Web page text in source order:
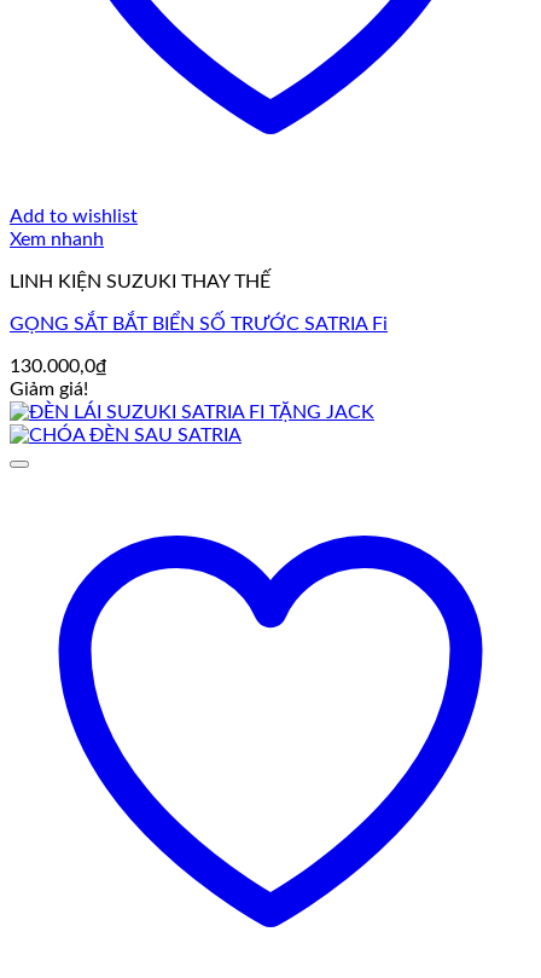
Add to wishlist
Xem nhanh
LINH KIỆN SUZUKI THAY THẾ
GỌNG SẮT BẮT BIỂN SỐ TRƯỚC SATRIA Fi
130.000,0₫
Giảm giá!